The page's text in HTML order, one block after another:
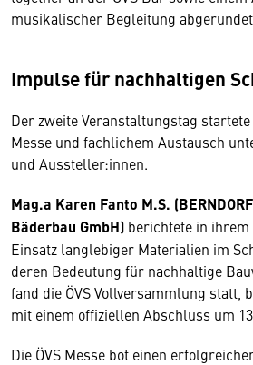
musikalischer Begleitung
Impulse für nachhaltigen
Der zweite Veranstaltungstag
Messe und fachlichem Austausch
und Aussteller:innen.
Mag.a Karen Fanto M.S.
Bäderbau GmbH) berichtete in
Einsatz langlebiger Materialien im
deren Bedeutung für nachhaltige
fand die ÖVS Vollversammlung statt,
mit einem offiziellen Abschluss um
Die ÖVS Messe bot einen